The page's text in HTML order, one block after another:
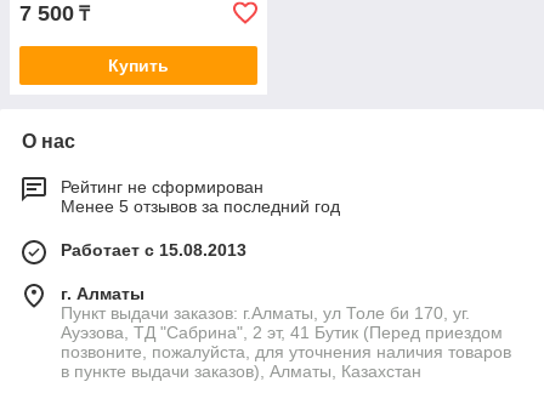
7 500 ₸
Купить
О нас
Рейтинг не сформирован
Менее 5 отзывов за последний год
Работает с 15.08.2013
г. Алматы
Пункт выдачи заказов: г.Алматы, ул Толе би 170, уг.
Ауэзова, ТД "Сабрина", 2 эт, 41 Бутик (Перед приездом
позвоните, пожалуйста, для уточнения наличия товаров
в пункте выдачи заказов), Алматы, Казахстан